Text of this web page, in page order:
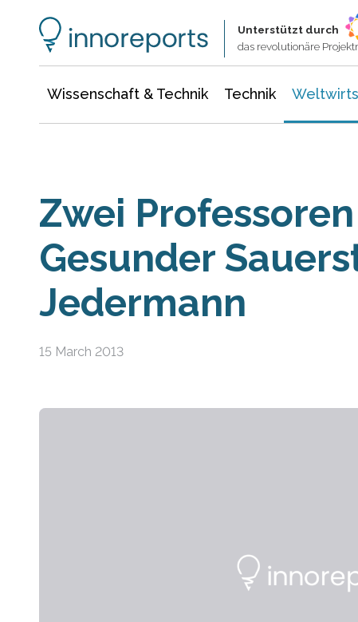
Unterstützt durch
das revolutionäre
Wissenschaft & Technik Technik
Zwei
Gesunder
Jedermann
15 March 2013